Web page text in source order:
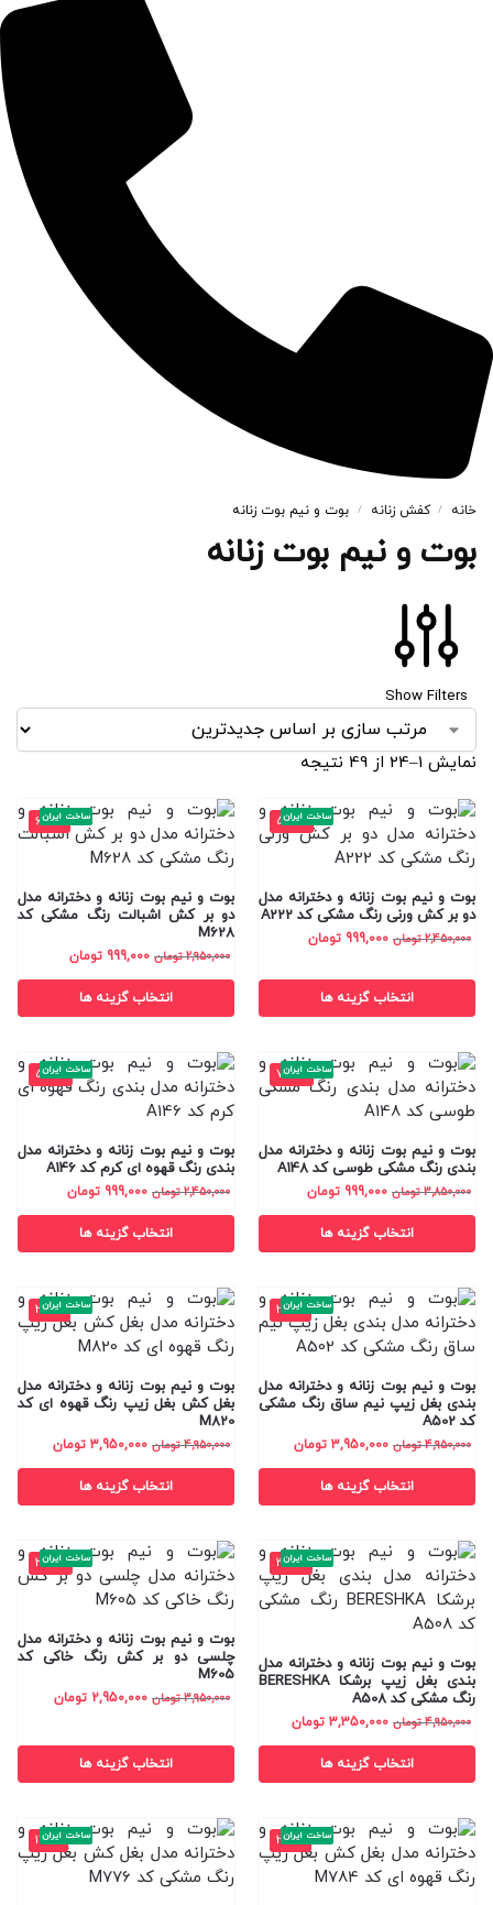
خانه / کفش زنانه / بوت و نیم بوت زنانه
بوت و نیم بوت زنانه
Show Filters
نمایش 1–24 از 49 نتیجه
بوت و نیم بوت زنانه و دخترانه مدل
دو بر کش ورنی رنگ مشکی کد A222
2,450,000 تومان 999,000 تومان
ساخت ایران
انتخاب گزینه ها
-66%
بوت و نیم بوت زنانه و دخترانه مدل
دو بر کش اشبالت رنگ مشکی کد
M628
2,950,000 تومان 999,000 تومان
ساخت ایران
انتخاب گزینه ها
بوت و نیم بوت زنانه و دخترانه مدل
بندی رنگ مشکی طوسی کد A148
3,850,000 تومان 999,000 تومان
ساخت ایران
انتخاب گزینه ها
بوت و نیم بوت زنانه و دخترانه مدل
بندی رنگ قهوه ای کرم کد A146
2,450,000 تومان 999,000 تومان
ساخت ایران
انتخاب گزینه ها
-20%
بوت و نیم بوت زنانه و دخترانه مدل
بندی بغل زیپ نیم ساق رنگ مشکی
کد A502
4,950,000 تومان 3,950,000 تومان
ساخت ایران
انتخاب گزینه ها
-20%
بوت و نیم بوت زنانه و دخترانه مدل
بغل کش بغل زیپ رنگ قهوه ای کد
M820
4,950,000 تومان 3,950,000 تومان
ساخت ایران
انتخاب گزینه ها
-32%
بوت و نیم بوت زنانه و دخترانه مدل
بندی بغل زیپ برشکا BERESHKA
رنگ مشکی کد A508
4,950,000 تومان 3,350,000 تومان
ساخت ایران
انتخاب گزینه ها
بوت و نیم بوت زنانه و دخترانه مدل
چلسی دو بر کش رنگ خاکی کد
M605
3,950,000 تومان 2,950,000 تومان
ساخت ایران
انتخاب گزینه ها
-20%
ساخت ایران -17%
ساخت ایران